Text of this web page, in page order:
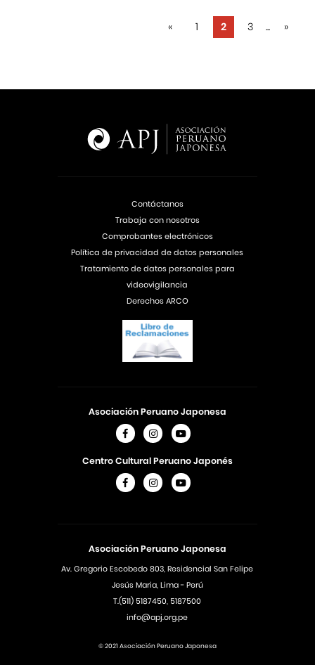
« 1 2 3 ... »
Asociación Peruano Japonesa
Av. Gregorio Escobedo 803, Residencial San Felipe
Jesús Maria, Lima - Perú
T.(511) 5187450, 5187500
info@apj.org.pe
Asociación Peruano Japonesa
Centro Cultural Peruano Japonés
Contáctanos
Trabaja con nosotros
Comprobantes electrónicos
Política de privacidad de datos personales
Tratamiento de datos personales para
videovigilancia
Derechos ARCO
© 2021 Asociación Peruano Japonesa